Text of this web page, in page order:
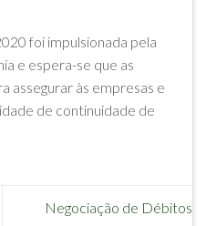
foi impulsionada pela
e espera-se que as
assegurar às empresas e
de continuidade de
Negociação de Débitos